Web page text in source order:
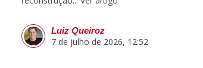
Luiz Queiroz
7 de julho de 2026, 12:52